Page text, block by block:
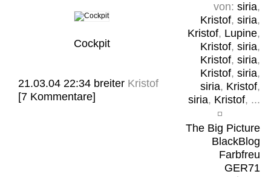
von: siria,
Kristof, siria,
Kristof, Lupine,
Kristof, siria,
Kristof, siria,
Kristof, siria,
siria, Kristof,
siria, Kristof, ...
The Big Picture
BlackBlog
Farbfreu
GER71
Cockpit
21.03.04 22:34 breiter Kristof
[7 Kommentare]